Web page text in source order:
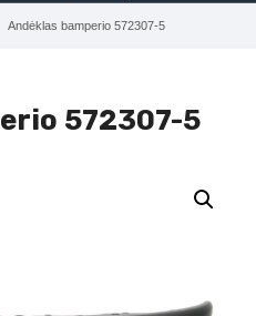
Andėklas bamperio 572307-5
572307-5